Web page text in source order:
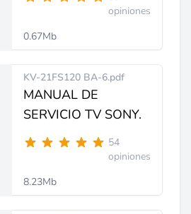
opiniones
0.67Mb
KV-21FS120 BA-6.pdf
MANUAL DE
SERVICIO TV SONY.
54
opiniones
8.23Mb